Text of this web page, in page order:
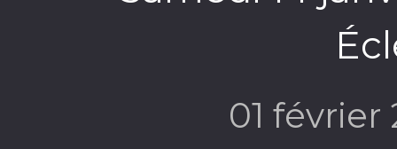
01 février